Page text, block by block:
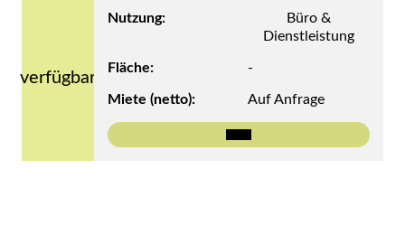
verfügbar
Nutzung:
Büro &
Dienstleistung
Fläche: -
Miete (netto): Auf Anfrage
Mehr zu Top -